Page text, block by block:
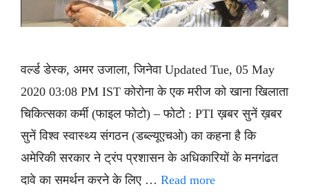
वर्ल्ड डेस्क, अमर उजाला, जिनेवा Updated Tue, 05 May
2020 03:08 PM IST कोरोना के एक मरीज को खाना खिलाता
चिकित्सका कर्मी (फाइल फोटो) – फोटो : PTI ख़बर सुनें ख़बर
सुनें विश्व स्वास्थ्य संगठन (डब्ल्यूएचओ) का कहना है कि
अमेरिकी सरकार ने ट्रंप प्रशासन के अधिकारियों के मनगंढत
दावे का समर्थन करने के लिए … Read more